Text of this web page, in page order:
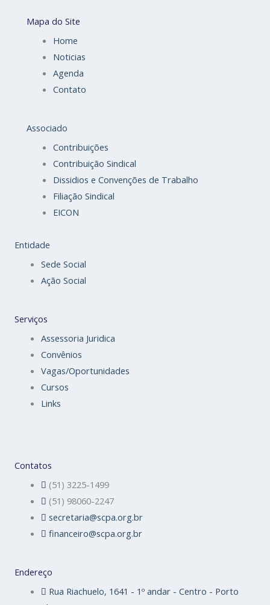
Mapa do Site
Home
Noticias
Agenda
Contato
Associado
Contribuições
Contribuição Sindical
Dissidios e Convenções de Trabalho
Filiação Sindical
EICON
Entidade
Sede Social
Ação Social
Serviços
Assessoria Juridica
Convênios
Vagas/Oportunidades
Cursos
Links
Contatos
(51) 3225-1499
(51) 98060-2247
secretaria@scpa.org.br
financeiro@scpa.org.br
Endereço
Rua Riachuelo, 1641 - 1º andar - Centro - Porto